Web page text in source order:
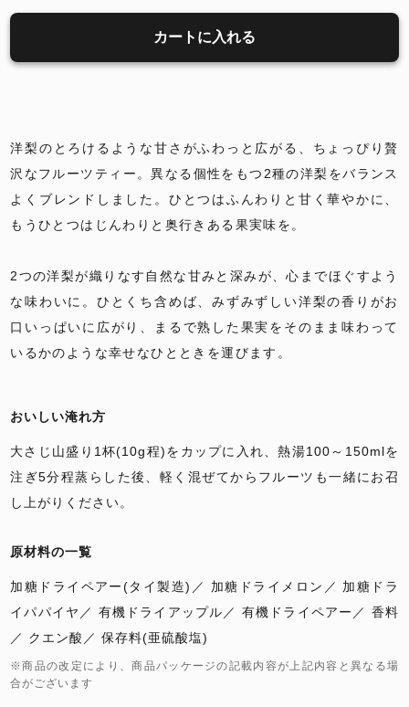
カートに入れる
洋梨のとろけるような甘さがふわっと広がる、ちょっぴり贅
沢なフルーツティー。異なる個性をもつ2種の洋梨をバランス
よくブレンドしました。ひとつはふんわりと甘く華やかに、
もうひとつはじんわりと奥行きある果実味を。
2つの洋梨が織りなす自然な甘みと深みが、心までほぐすよう
な味わいに。ひとくち含めば、みずみずしい洋梨の香りがお
口いっぱいに広がり、まるで熟した果実をそのまま味わって
いるかのような幸せなひとときを運びます。
おいしい淹れ方
大さじ山盛り1杯(10g程)をカップに入れ、熱湯100～150mlを
注ぎ5分程蒸らした後、軽く混ぜてからフルーツも一緒にお召
し上がりください。
原材料の一覧
加糖ドライペアー(タイ製造) 加糖ドライメロン
加糖ドラ
イパパイヤ
有機ドライアップル 有機ドライペアー
香料
クエン酸
保存料(亜硫酸塩)
※商品の改定により、商品パッケージの記載内容が上記内容と異なる場
合がございます